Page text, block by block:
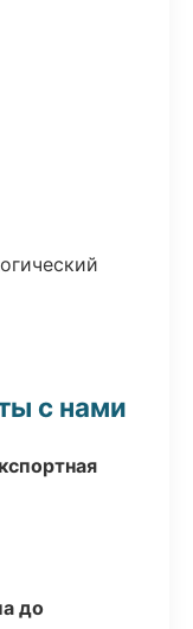
с нами
до